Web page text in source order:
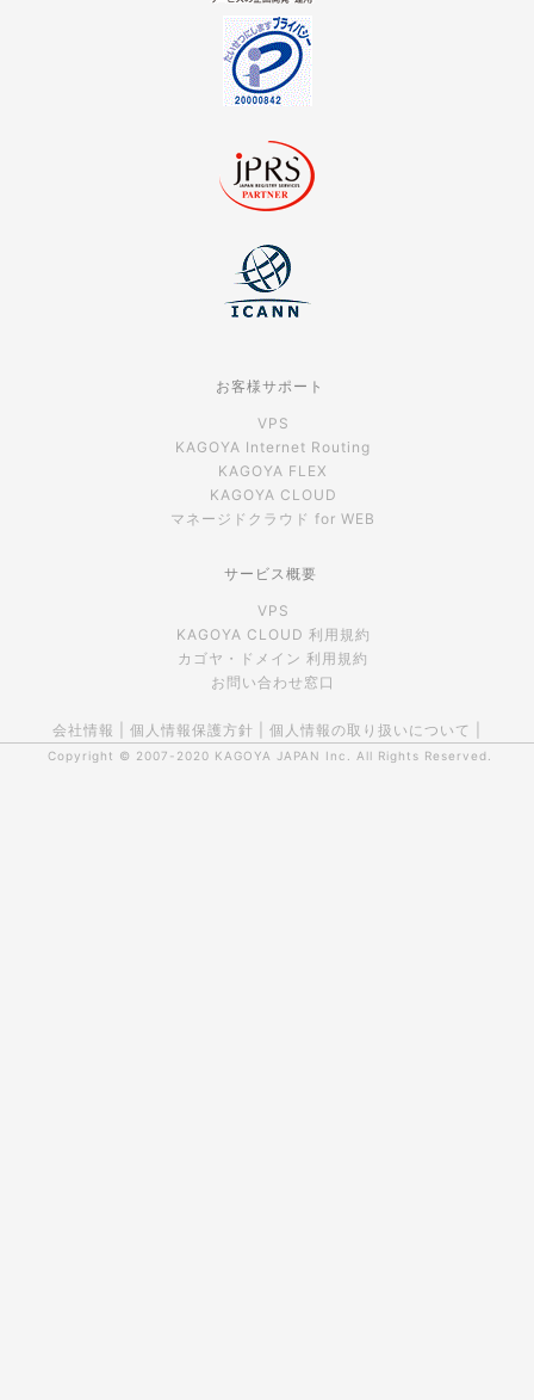
お客様サポート
VPS
KAGOYA Internet Routing
KAGOYA FLEX
KAGOYA CLOUD
マネージドクラウド for WEB
サービス概要
VPS
KAGOYA CLOUD 利用規約
カゴヤ・ドメイン 利用規約
お問い合わせ窓口
会社情報 個人情報保護方針 個人情報の取り扱いについて
Copyright © 2007-2020 KAGOYA JAPAN Inc. All Rights Reserved.